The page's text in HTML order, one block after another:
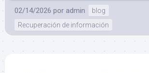
02/14/2026 por admin
blog
Recuperación de información